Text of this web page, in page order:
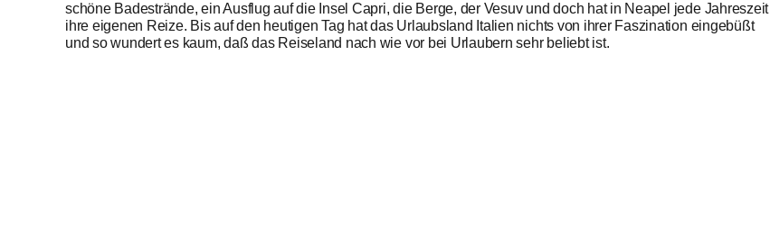
schöne Badestrände, ein Ausflug auf die Insel Capri, die Berge, der Vesuv und doch hat in Neapel jede Jahreszeit
ihre eigenen Reize. Bis auf den heutigen Tag hat das Urlaubsland Italien nichts von ihrer Faszination eingebüßt
und so wundert es kaum, daß das Reiseland nach wie vor bei Urlaubern sehr beliebt ist.